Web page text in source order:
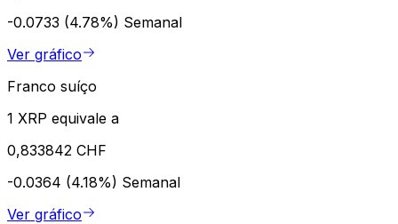
-0.0733 (4.78%) Semanal
Ver gráfico
Franco suíço
1 XRP equivale a
0,833842 CHF
-0.0364 (4.18%) Semanal
Ver gráfico